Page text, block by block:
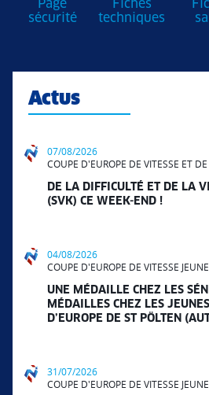
Page
sécurité
Fiches
techniques
Actus
07/08/2026
COUPE D'EUROPE DE VITESSE ET
DE LA DIFFICULTÉ ET DE LA
(SVK) CE WEEK-END !
04/08/2026
COUPE D'EUROPE DE VITESSE
UNE MÉDAILLE CHEZ LES
MÉDAILLES CHEZ LES
D’EUROPE DE ST PÖLTEN
31/07/2026
COUPE D'EUROPE DE VITESSE